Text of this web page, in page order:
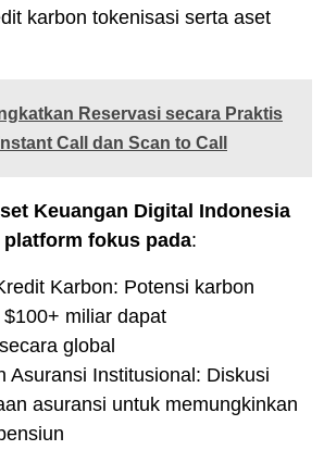
karbon tokenisasi serta aset
Reservasi secara Praktis
Call dan Scan to Call
Keuangan Digital Indonesia
platform fokus pada:
Karbon: Potensi karbon
miliar dapat
global
Asuransi Institusional: Diskusi
asuransi untuk memungkinkan